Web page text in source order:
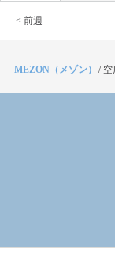
< 前週
MEZON（メゾン） / 空